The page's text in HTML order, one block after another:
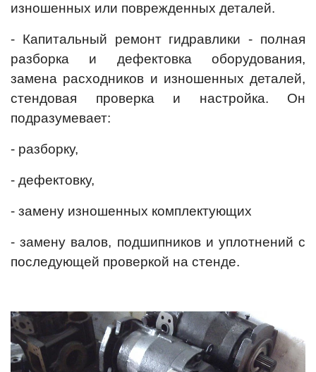
изношенных или поврежденных деталей.
- Капитальный ремонт гидравлики - полная
разборка и дефектовка оборудования,
замена расходников и изношенных деталей,
стендовая проверка и настройка. Он
подразумевает:
- разборку,
- дефектовку,
- замену изношенных комплектующих
- замену валов, подшипников и уплотнений с
последующей проверкой на стенде.